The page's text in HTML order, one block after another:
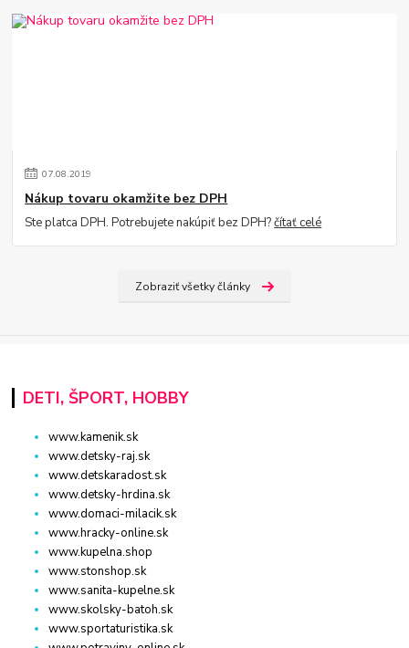
07.08.2019
Nákup tovaru okamžite bez DPH
Ste platca DPH. Potrebujete nakúpiť bez DPH?čítať celé
Zobraziť všetky články
DETI, ŠPORT, HOBBY
www.kamenik.sk
www.detsky-raj.sk
www.detskaradost.sk
www.detsky-hrdina.sk
www.domaci-milacik.sk
www.hracky-online.sk
www.kupelna.shop
www.stonshop.sk
www.sanita-kupelne.sk
www.skolsky-batoh.sk
www.sportaturistika.sk